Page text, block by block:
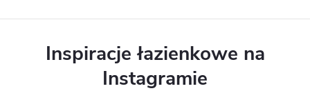
Inspiracje łazienkowe na
Instagramie